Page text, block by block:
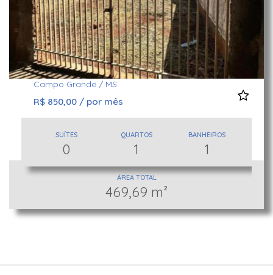
Casa Térrea
Jardim Seminário
Campo Grande / MS
R$ 1.600,00 / por mês
SUÍTES
0
QUARTOS
2
BANHEIROS
1
R$ 400.000,00
ÁREA TOTAL
469,69 m²